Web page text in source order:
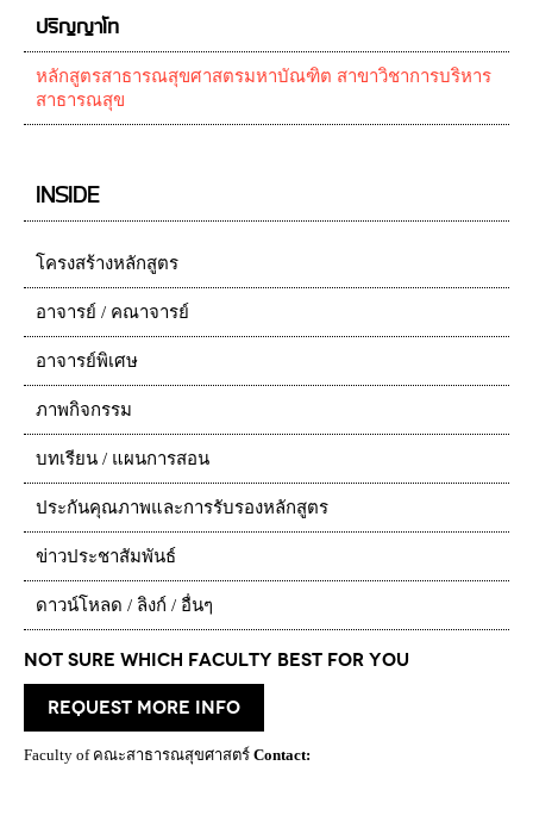
ปริญญาโท
หลักสูตรสาธารณสุขศาสตรมหาบัณฑิต สาขาวิชาการบริหาร
สาธารณสุข
INSIDE
โครงสร้างหลักสูตร
อาจารย์ / คณาจารย์
อาจารย์พิเศษ
ภาพกิจกรรม
บทเรียน / แผนการสอน
ประกันคุณภาพและการรับรองหลักสูตร
ข่าวประชาสัมพันธ์
ดาวน์โหลด / ลิงก์ / อื่นๆ
Not Sure which Faculty best for you
request more info
Faculty of คณะสาธารณสุขศาสตร์ Contact: